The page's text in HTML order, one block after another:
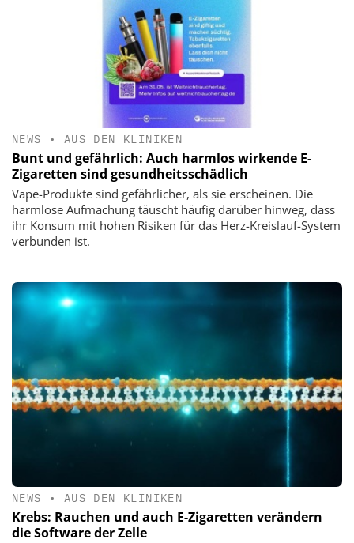
NEWS • AUS DEN KLINIKEN
Bunt und gefährlich: Auch harmlos wirkende E-
Zigaretten sind gesundheitsschädlich
Vape-Produkte sind gefährlicher, als sie erscheinen. Die
harmlose Aufmachung täuscht häufig darüber hinweg, dass
ihr Konsum mit hohen Risiken für das Herz-Kreislauf-System
verbunden ist.
NEWS • AUS DEN KLINIKEN
Krebs: Rauchen und auch E-Zigaretten verändern
die Software der Zelle